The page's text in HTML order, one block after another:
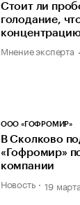
Стоит ли
голодание,
Мнение эксперта
ООО «ГОФРОМИР»
В Сколково
«Гофромир»
компании
Новость 19